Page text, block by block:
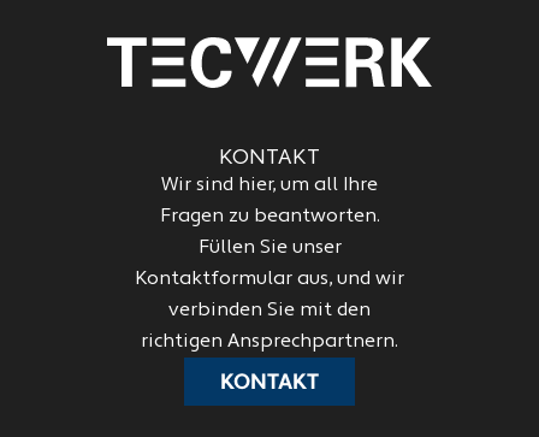
KONTAKT
Wir sind hier, um all Ihre
Fragen zu beantworten.
Füllen Sie unser
Kontaktformular aus, und wir
verbinden Sie mit den
richtigen Ansprechpartnern.
KONTAKT